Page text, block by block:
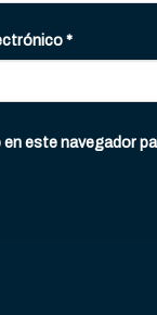
*
este navegador